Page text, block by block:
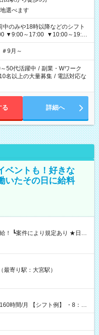
選べます
中のみや18時以降などのシフト
▼9:00～17:00 ▼10:00～19:00
9月～
50代活躍中 / 副業・Wワーク
10名以上の大量募集 / 電話対応な
る 詳細へ
ベントも！好きな
いたその日に給料
の日に現金GET♪ お仕事後はコ
す！ 【試用期間】試
寄り駅：大宮駅）
ト例】 ・8：00